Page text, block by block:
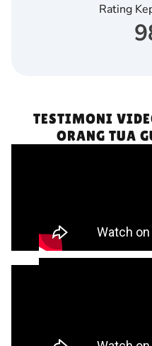
Rating
TESTIMONI
ORANG TUA